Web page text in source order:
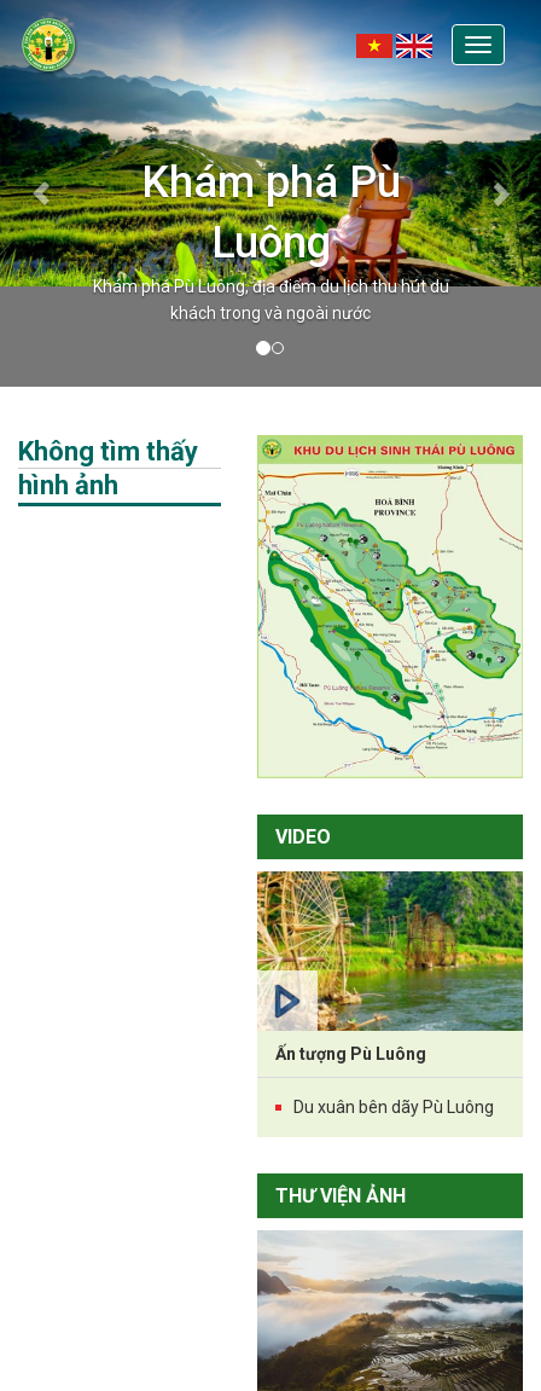
Toggle
Khám phá Pù
Luông
Khám phá Pù Luông, địa điểm du lịch thu hút du
khách trong và ngoài nước
Không tìm thấy
hình ảnh
VIDEO
Ấn tượng Pù Luông
Du xuân bên dãy Pù Luông
THƯ VIỆN ẢNH